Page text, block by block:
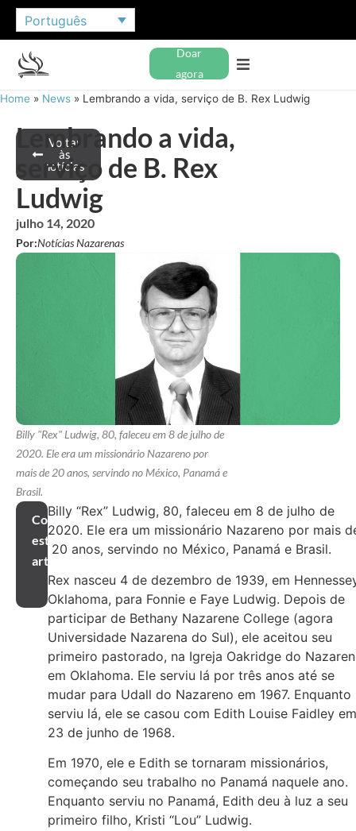
Português
Doar
agora
Home » News » Lembrando a vida, serviço de B. Rex Ludwig
Voltar
às
notícias
Lembrando a vida,
serviço de B. Rex
Ludwig
julho 14, 2020
Por:Notícias Nazarenas
Billy "Rex" Ludwig, 80, faleceu em 8 de julho de
2020. Ele era um missionário Nazareno por
mais de 20 anos, servindo no México, Panamá e
Brasil.
Compartilhar
este
artigo
Billy “Rex” Ludwig, 80, faleceu em 8 de julho de
2020. Ele era um missionário Nazareno por mais
20 anos, servindo no México, Panamá e Brasil.
Rex nasceu 4 de dezembro de 1939, em
Oklahoma, para Fonnie e Faye Ludwig. Depois de
participar de Bethany Nazarene College (agora
Universidade Nazarena do Sul), ele aceitou seu
primeiro pastorado, na Igreja Oakridge do
em Oklahoma. Ele serviu lá por três anos até se
mudar para Udall do Nazareno em 1967. Enquanto
serviu lá, ele se casou com Edith Louise Faidley em
23 de junho de 1968.
Em 1970, ele e Edith se tornaram missionários,
começando seu trabalho no Panamá naquele ano.
Enquanto serviu no Panamá, Edith deu à luz a seu
primeiro filho, Kristi “Lou” Ludwig.